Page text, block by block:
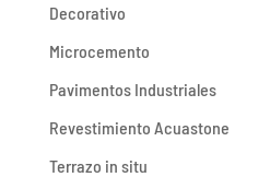
Decorativo
Microcemento
Pavimentos Industriales
Revestimiento Acuastone
Terrazo in situ